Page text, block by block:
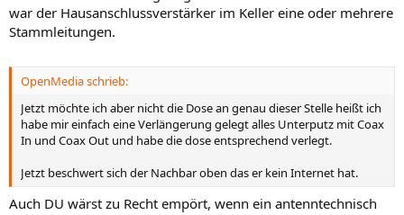
war der Hausanschlussverstärker im Keller eine oder mehrere
Stammleitungen.
OpenMedia schrieb:
Jetzt möchte ich aber nicht die Dose an genau dieser Stelle heißt ich
habe mir einfach eine Verlängerung gelegt alles Unterputz mit Coax
In und Coax Out und habe die dose entsprechend verlegt.
Jetzt beschwert sich der Nachbar oben das er kein Internet hat.
Auch DU wärst zu Recht empört, wenn ein antenntechnisch